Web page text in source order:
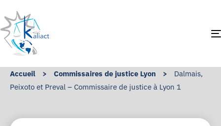
Accueil > Commissaires de justice Lyon >
Dalmais,
Peixoto et Preval – Commissaire de justice à Lyon 1